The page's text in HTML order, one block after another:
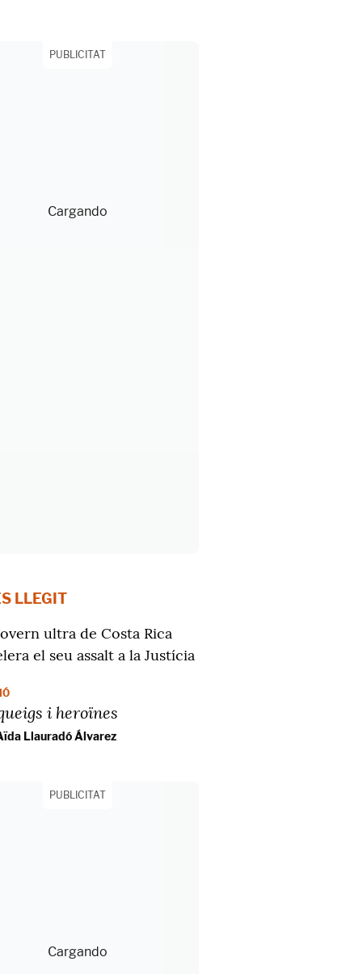
PUBLICITAT
LLEGIT
ultra de Costa Rica
el seu assalt a la Justícia
i heroïnes
Llauradó Álvarez
PUBLICITAT